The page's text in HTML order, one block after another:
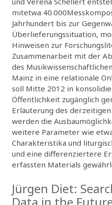
mitetwa
Jahrhundert bis zur
Überlieferungssituation,
Hinweisen zur
Zusammenarbeit mit der
des
Mainz in eine relationale
soll Mitte 2012 in
Öffentlichkeit zugänglich
Erläuterung des
werden die
weitere Parameter wie
Charakteristika und
und eine differenziertere
erfassten Materials
Jürgen Diet: